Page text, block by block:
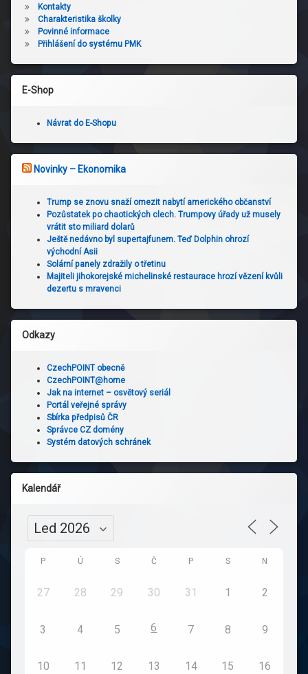
Kontakty
Charakteristika školky
Povinné informace
Přihlášení do systému PMK
E-Shop
Návrat do E-Shopu
Novinky – Ekonomika
Trump se znovu snaží omezit nabytí amerického občanství
Pozůstatek po chaotických clech. Trumpovy úřady už musely
vrátit sto miliard dolarů
Ještě nedávno byl supertajfunem. Teď Dolphin ohrozí
východní Asii
Solární panely zdražily o třetinu
Majiteli jihokorejské michelinské restaurace hrozí vězení kvůli
dezertu s mravenci
Odkazy
CzechPOINT obecně
CzechPOINT@home
Jak na internet – osvětový seriál
Portál veřejné správy
Sbírka předpisů ČR
Správce CZ domény
Systém datových schránek
Kalendář
P Ú S Č P S N
27 28 29 30 31 1 2
3 4 5 6 7 8 9
10 11 12 13 14 15 16